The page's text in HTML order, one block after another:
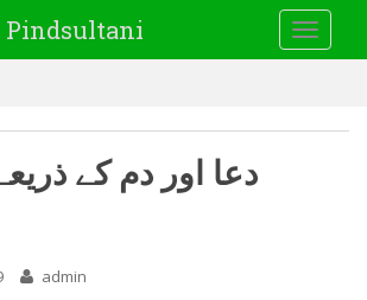
Pindsultani
دعا اور دم کے
admin